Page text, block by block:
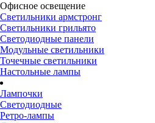
Офисное освещение
Светильники армстронг
Светильники грильято
Светодиодные панели
Модульные светильники
Точечные светильники
Настольные лампы
Лампочки
Светодиодные
Ретро-лампы